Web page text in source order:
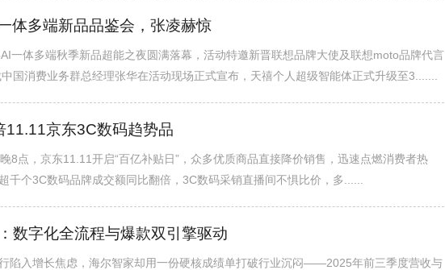
体多端新品品鉴会，张凌赫惊
一体多端秋季新品超能之夜圆满落幕，活动特邀新晋联想品牌大使及联想moto品牌代言
国消费业务群总经理张华在活动现场正式宣布，天禧个人超级智能体正式升级至3.......
11.11京东3C数码趋势品
8点，京东11.11开启“百亿补贴日”，众多优质商品直接降价销售，迅速点燃消费者热
个3C数码品牌成交额同比翻倍，3C数码采销直播间不惧比价，多......
数字化全流程与爆款双引擎驱动
陷入增长焦虑，海尔智家却用一份硬核成绩单打破行业沉闷——2025年前三季度营收与